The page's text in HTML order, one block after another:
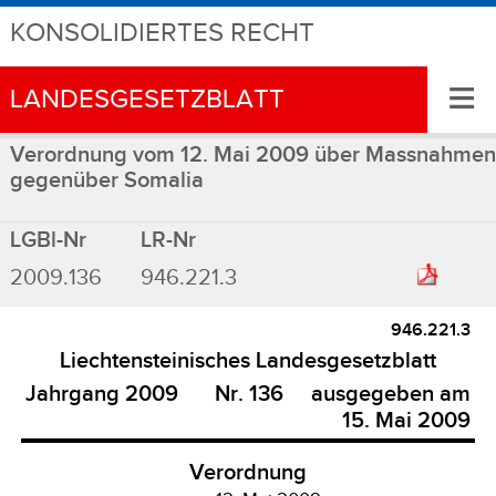
KONSOLIDIERTES RECHT
LANDESGESETZBLATT ≡
Verordnung vom 12. Mai 2009 über Massnahmen
gegenüber Somalia
LGBl-Nr
LR-Nr
2009.136
946.221.3